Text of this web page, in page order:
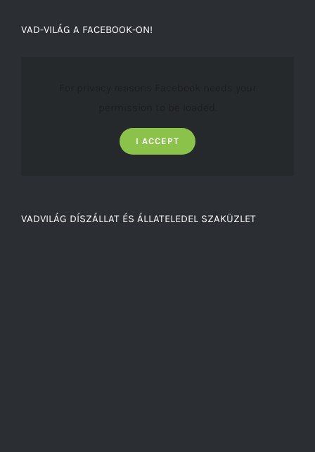
VAD-VILÁG A FACEBOOK-ON!
I ACCEPT
VADVILÁG DÍSZÁLLAT ÉS ÁLLATELEDEL SZAKÜZLET